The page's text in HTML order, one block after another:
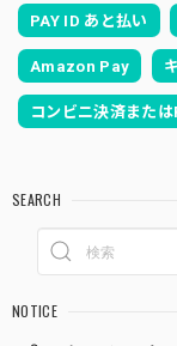
PAY ID あと払い
Amazon Pay
コンビニ決済また
SEARCH
NOTICE